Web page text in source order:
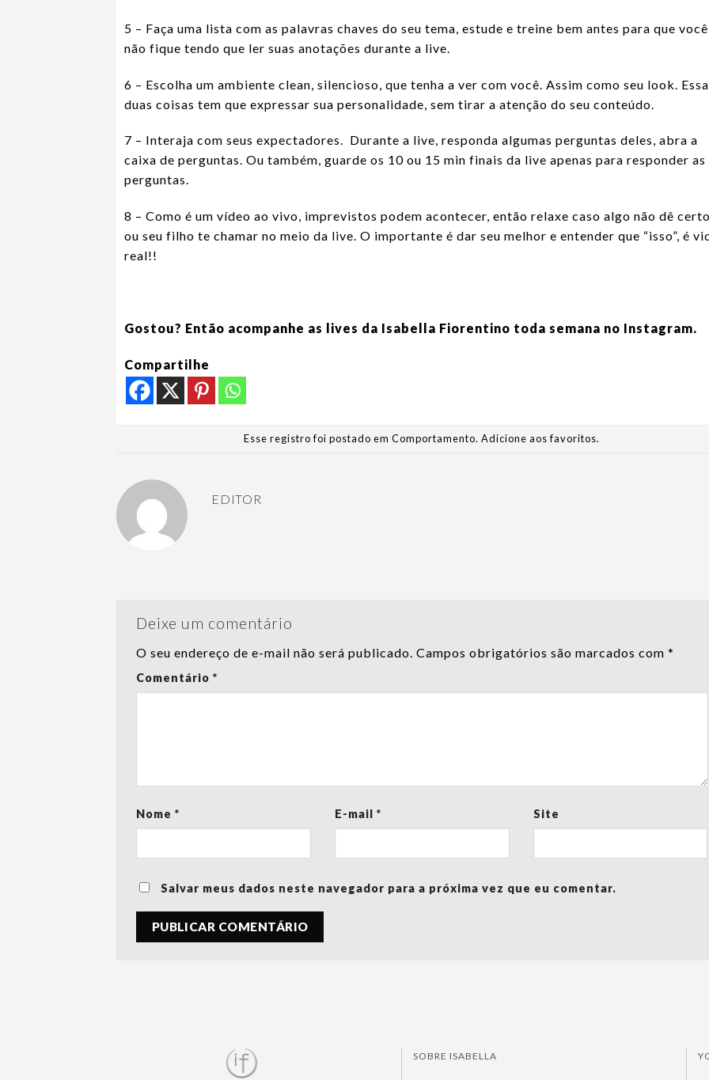
5 – Faça uma lista com as palavras chaves do seu tema, estude e treine bem antes para que você
não fique tendo que ler suas anotações durante a live.
6 – Escolha um ambiente clean, silencioso, que tenha a ver com você. Assim como seu look.
duas coisas tem que expressar sua personalidade, sem tirar a atenção do seu conteúdo.
7 – Interaja com seus expectadores. Durante a live, responda algumas perguntas deles, abra a
caixa de perguntas. Ou também, guarde os 10 ou 15 min finais da live apenas para responder as
perguntas.
8 – Como é um vídeo ao vivo, imprevistos podem acontecer, então relaxe caso algo não dê
ou seu filho te chamar no meio da live. O importante é dar seu melhor e entender que “isso”, é
real!!
Gostou? Então acompanhe as lives da Isabella Fiorentino toda semana no Instagram.
Compartilhe
Esse registro foi postado emComportamento.Adicione aos favoritos.
EDITOR
Deixe um comentário
O seu endereço de e-mail não será publicado. Campos obrigatórios são marcados com *
Comentário *
Nome * E-mail * Site
Salvar meus dados neste navegador para a próxima vez que eu comentar.
SOBRE ISABELLA